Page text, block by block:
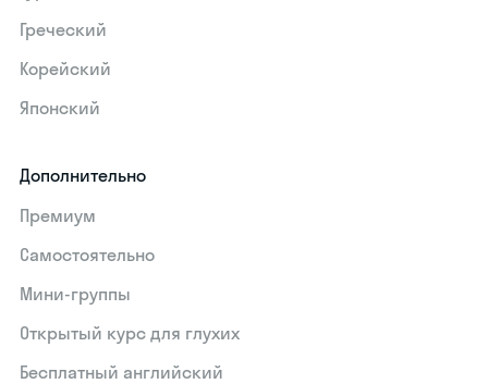
Греческий
Корейский
Японский
Дополнительно
Премиум
Самостоятельно
Мини-группы
Открытый курс для глухих
Бесплатный английский